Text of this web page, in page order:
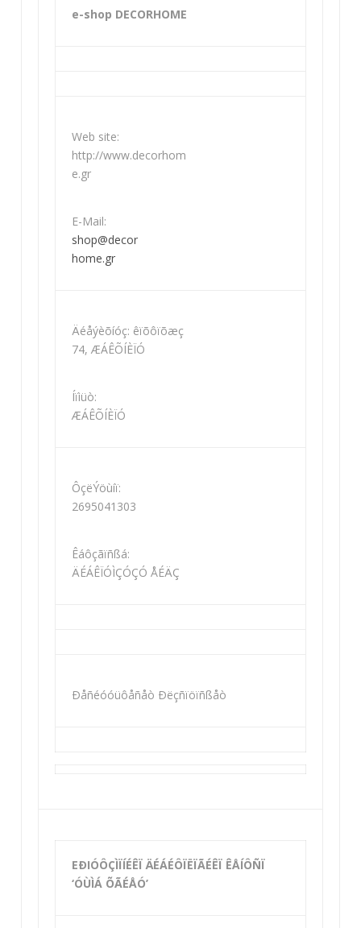
e-shop DECORHOME
Web site:
http://www.decorhom
e.gr
E-Mail:
shop@decor
home.gr
Äéåýèõíóç: êïõôïõæç
74, ÆÁÊÕÍÈÏÓ
Íïìüò:
ÆÁÊÕÍÈÏÓ
ÔçëÝöùíï:
2695041303
Êáôçãïñßá:
ÄÉÁÊÏÓÌÇÓÇÓ ÅÉÄÇ
Ðåñéóóüôåñåò Ðëçñïöïñßåò
EÐIÓÔÇÌÏÍÉÊÏ ÄÉÁÉÔÏËÏÃÉÊÏ ÊÅÍÔÑÏ
‘ÓÙÌÁ ÕÃÉÅÓ’